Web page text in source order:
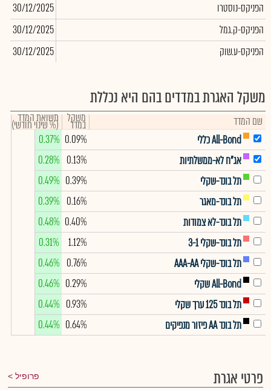
הפניקס-נוסטרו 30/12/2025
הפניקס-ק.גמל
30/12/2025
הפניקס-ע.שוק
30/12/2025
משקל האגרת במדדים בהם היא נכללת
שם המדד משקל
במדד תשואת המדד
(% שינוי חודשי)
All-Bond כללי
0.09%
0.37%
אג"ח לא-ממשלתיות
0.13%
0.28%
תל בונד-שקלי
0.39%
0.49%
תל בונד-מאגר
0.16%
0.39%
תל בונד-לא צמודות
0.40%
0.48%
תל בונד-שקלי 3-1
1.12%
0.31%
תל בונד-שקלי AAA-AA
0.76%
0.46%
All-Bond שקלי
0.29%
0.46%
תל בונד 125 ערך שקלי
0.93%
0.44%
תל בונד AA פיזור מנפיקים
0.64%
0.44%
פרטי אגרת פרופיל